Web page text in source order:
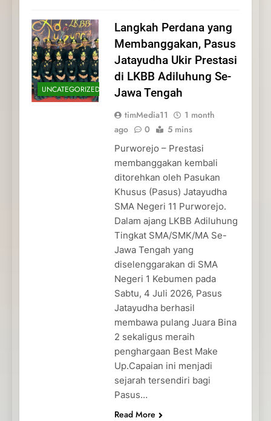
UNCATEGORIZED
Langkah Perdana yang
Membanggakan, Pasus
Jatayudha Ukir Prestasi
di LKBB Adiluhung Se-
Jawa Tengah
timMedia11
1 month
ago
0 5 mins
Purworejo – Prestasi
membanggakan kembali
ditorehkan oleh Pasukan
Khusus (Pasus) Jatayudha
SMA Negeri 11 Purworejo.
Dalam ajang LKBB Adiluhung
Tingkat SMA/SMK/MA Se-
Jawa Tengah yang
diselenggarakan di SMA
Negeri 1 Kebumen pada
Sabtu, 4 Juli 2026, Pasus
Jatayudha berhasil
membawa pulang Juara Bina
2 sekaligus meraih
penghargaan Best Make
Up.Capaian ini menjadi
sejarah tersendiri bagi
Pasus…
Read More